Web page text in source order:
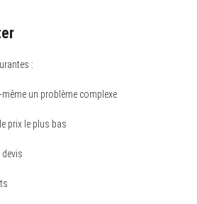
:
même un problème complexe
prix le plus bas
devis